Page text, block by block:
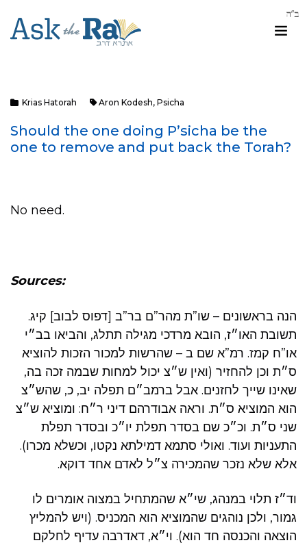
Krias Hatorah Aron Kodesh, Psicha
Should the one doing P’sicha be the
one to remove and put back the Torah?
No need.
Sources:
הנה בראשונים – שו”ת מהר”ם בר”ב [דפוס לבוב] קיג.
תשובת האו״ז, הובא מרדכי מגילה תתלג, והביאו בב״י
או”ח קמז. רמ”א שם ב – שהרשות למכור הזכות להוציא
ס״ת וכן להחזיר (ואין ש״צ יכול למחות שבמה זכה בה,
שאינו שייך לחזנים. אבל ברמב״ם תפלה יב, כ, שהש״צ
הוא המוציא ס״ת. וראה אבודרהם דיני ר״ח: ומוציא ש״צ
שני ס״ת. וכ״כ שם בסדר תפלת יו״כ ובסדר תפלת
התעניות ועוד. ואולי סתמא דמילתא נקטו, וכשלא מכרו).
אלא שלא נזכר שהמכירה צ״ל לאדם אחד דוקא.
וד״ז תלוי במנהג, שי״א שהמתחיל במצוה אומרים לו
גמור, ולכן נוהגים שהמוציא הוא המכניס. (ויש להמליץ
הוצאה והכנסה חד הוא). וי״א, דאדרבה עדיף לחלקם